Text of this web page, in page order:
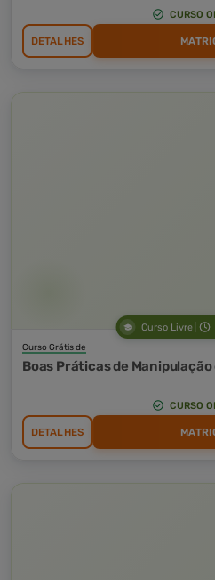
CURSO
DETALHES
Curso Livre
Curso Grátis de
Boas Práticas de
CURSO
DETALHES